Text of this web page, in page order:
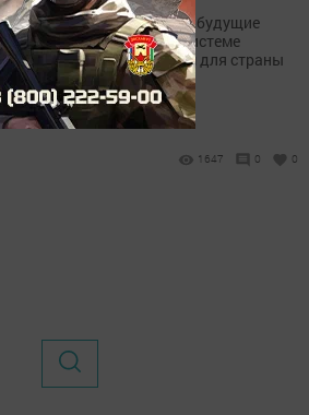
Президент России считает будущие
изменения в пенсионной системе
трудным, но необходимым для страны
решением.
1647 0 0